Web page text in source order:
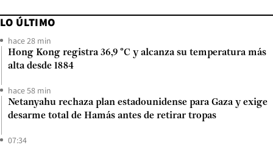
LO ÚLTIMO
hace 28 min
Hong Kong registra 36,9 °C y alcanza su temperatura más
alta desde 1884
hace 58 min
Netanyahu rechaza plan estadounidense para Gaza y exige
desarme total de Hamás antes de retirar tropas
07:34